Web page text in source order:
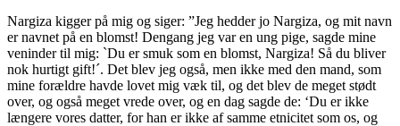
Nargiza kigger på mig og siger: ”Jeg hedder jo Nargiza, og mit navn
er navnet på en blomst! Dengang jeg var en ung pige, sagde mine
veninder til mig: `Du er smuk som en blomst, Nargiza! Så du bliver
nok hurtigt gift!´. Det blev jeg også, men ikke med den mand, som
mine forældre havde lovet mig væk til, og det blev de meget stødt
over, og også meget vrede over, og en dag sagde de: ‘Du er ikke
længere vores datter, for han er ikke af samme etnicitet som os, og